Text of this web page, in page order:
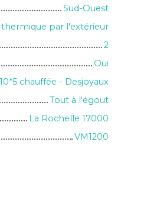
Sud-Ouest
thermique par l'extérieur
2
Oui
10*5 chauffée - Desjoyaux
Tout à l'égout
La Rochelle 17000
VM1200